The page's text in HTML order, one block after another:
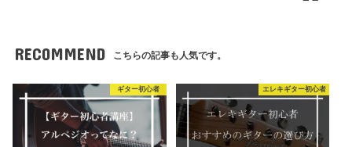
RECOMMEND こちらの記事も人気です。
ギター初心者 エレキギター初心者